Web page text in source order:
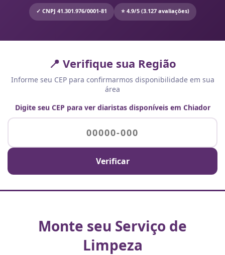
✓ CNPJ 41.301.976/0001-81 ⭐ 4.9/5 (3.127 avaliações)
📍 Verifique sua Região
Informe seu CEP para confirmarmos disponibilidade em sua
área
Digite seu CEP para ver diaristas disponíveis em Chiador
Verificar
Monte seu Serviço de
Limpeza